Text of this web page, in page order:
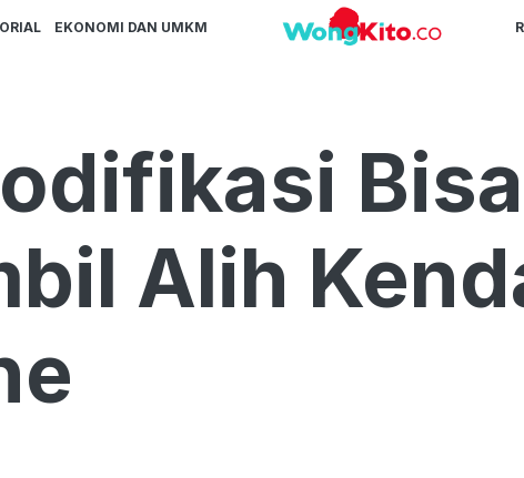
EKONOMI DAN UMKM
Alih